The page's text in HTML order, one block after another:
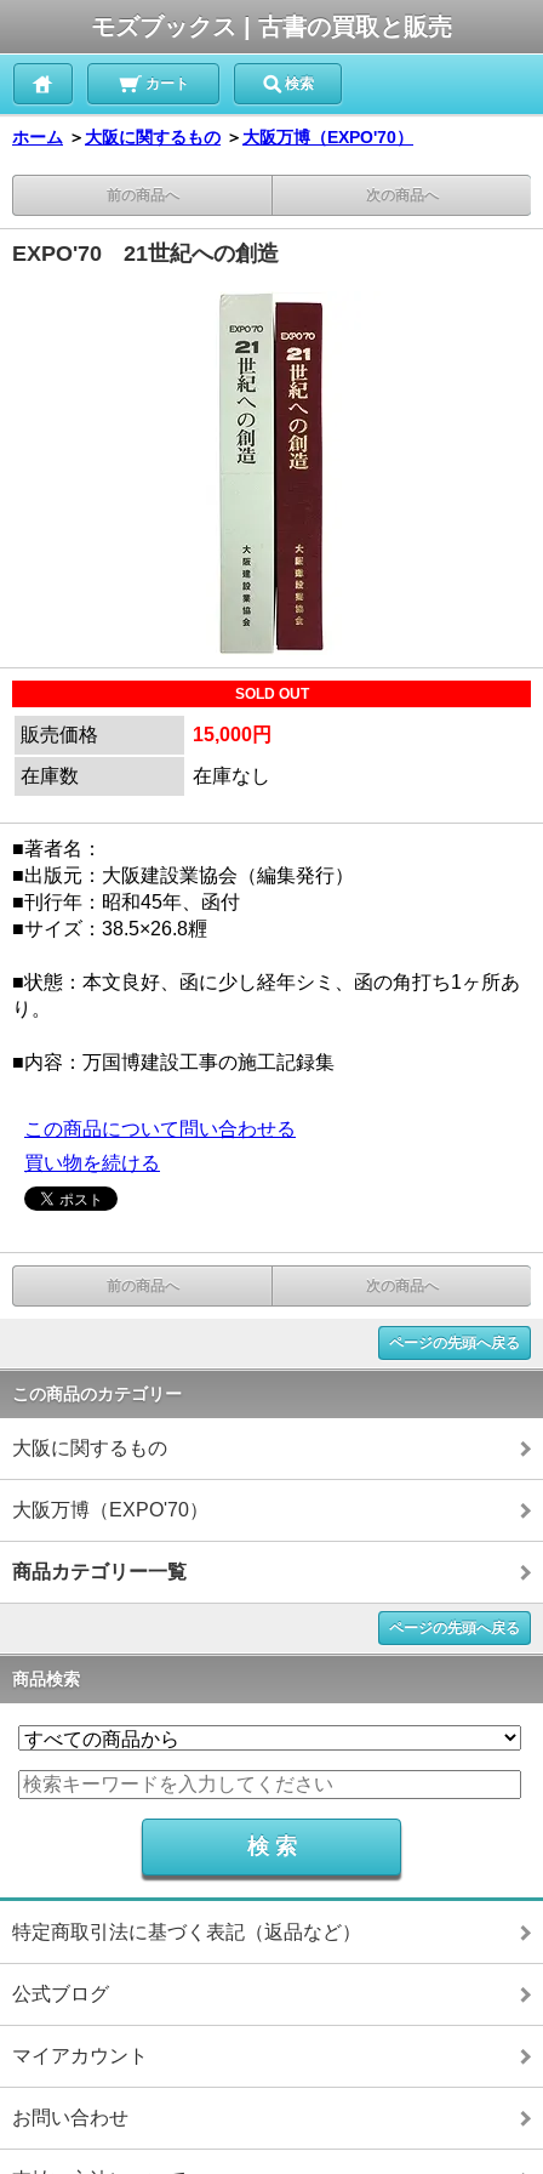
モズブックス | 古書の買取と販売
カート 検索
ホーム ＞大阪に関するもの ＞大阪万博（EXPO'70）
前の商品へ 次の商品へ
EXPO'70 21世紀への創造
SOLD OUT
販売価格
15,000円
在庫数
在庫なし
■著者名：
■出版元：大阪建設業協会（編集発行）
■刊行年：昭和45年、函付
■サイズ：38.5×26.8糎
■状態：本文良好、函に少し経年シミ、函の角打ち1ヶ所あ
り。
■内容：万国博建設工事の施工記録集
この商品について問い合わせる
買い物を続ける
前の商品へ 次の商品へ
ページの先頭へ戻る
この商品のカテゴリー
大阪に関するもの
大阪万博（EXPO'70）
商品カテゴリー一覧
ページの先頭へ戻る
商品検索
特定商取引法に基づく表記（返品など）
公式ブログ
マイアカウント
お問い合わせ